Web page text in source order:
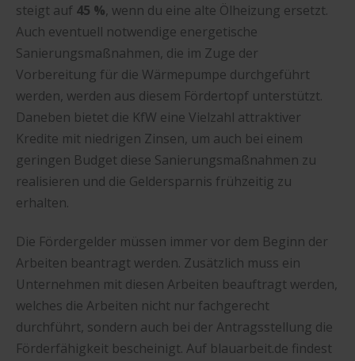
steigt auf 45 %, wenn du eine alte Ölheizung ersetzt.
Auch eventuell notwendige energetische
Sanierungsmaßnahmen, die im Zuge der
Vorbereitung für die Wärmepumpe durchgeführt
werden, werden aus diesem Fördertopf unterstützt.
Daneben bietet die KfW eine Vielzahl attraktiver
Kredite mit niedrigen Zinsen, um auch bei einem
geringen Budget diese Sanierungsmaßnahmen zu
realisieren und die Geldersparnis frühzeitig zu
erhalten.
Die Fördergelder müssen immer vor dem Beginn der
Arbeiten beantragt werden. Zusätzlich muss ein
Unternehmen mit diesen Arbeiten beauftragt werden,
welches die Arbeiten nicht nur fachgerecht
durchführt, sondern auch bei der Antragsstellung die
Förderfähigkeit bescheinigt. Auf blauarbeit.de findest